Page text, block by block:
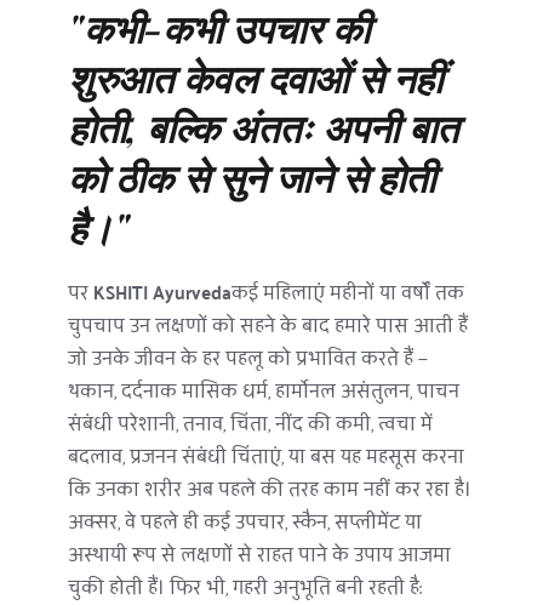
"कभी-कभी उपचार की
शुरुआत केवल दवाओं से नहीं
होती, बल्कि अंततः अपनी बात
को ठीक से सुने जाने से होती
है।"
पर KSHITI Ayurvedaकई महिलाएं महीनों या वर्षों तक
चुपचाप उन लक्षणों को सहने के बाद हमारे पास आती हैं
जो उनके जीवन के हर पहलू को प्रभावित करते हैं —
थकान, दर्दनाक मासिक धर्म, हार्मोनल असंतुलन, पाचन
संबंधी परेशानी, तनाव, चिंता, नींद की कमी, त्वचा में
बदलाव, प्रजनन संबंधी चिंताएं, या बस यह महसूस करना
कि उनका शरीर अब पहले की तरह काम नहीं कर रहा है।
अक्सर, वे पहले ही कई उपचार, स्कैन, सप्लीमेंट या
अस्थायी रूप से लक्षणों से राहत पाने के उपाय आजमा
चुकी होती हैं। फिर भी, गहरी अनुभूति बनी रहती है: